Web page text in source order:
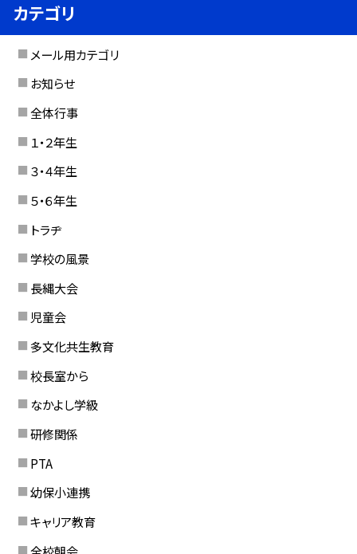
カテゴリ
メール用カテゴリ
お知らせ
全体行事
１・２年生
３・４年生
５・６年生
トラヂ
学校の風景
長縄大会
児童会
多文化共生教育
校長室から
なかよし学級
研修関係
PTA
幼保小連携
キャリア教育
全校朝会